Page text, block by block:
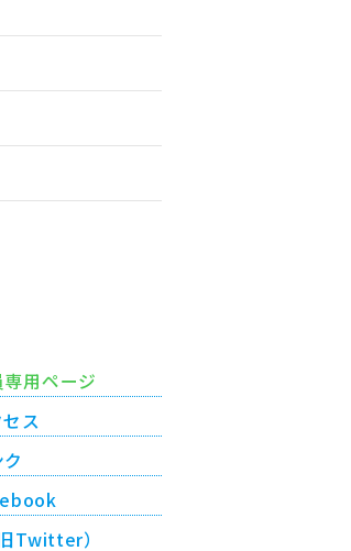
用ページ
ス
Twitter）